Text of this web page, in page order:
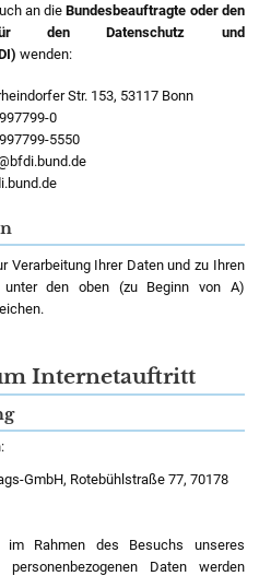
an dieBundesbeauftragte oder den
für den Datenschutz und
wenden:
Str. 153, 53117 Bonn
0
5550
Verarbeitung Ihrer Daten und zu Ihren
den oben (zu Beginn von A)
Internetauftritt
GmbH, Rotebühlstraße 77, 70178
im Rahmen des Besuchs unseres
Daten werden